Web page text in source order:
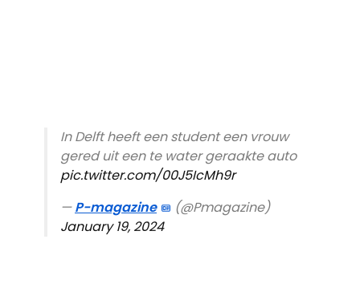
In Delft heeft een student een vrouw
gered uit een te water geraakte auto
pic.twitter.com/00J5IcMh9r
—P-magazine
(@Pmagazine)
January 19, 2024